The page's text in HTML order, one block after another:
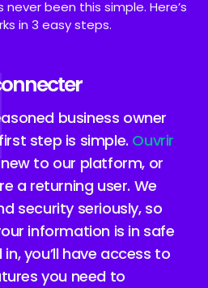
been this simple. Here’s
in 3 easy steps.
business owner
step is simple. Ouvrir
new to our platform, or
a returning user. We
security seriously, so
information is in safe
you’ll have access to
you need to